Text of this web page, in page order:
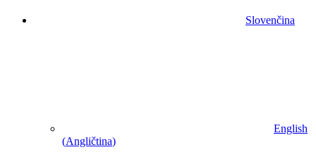
Slovenčina
English
(Angličtina)